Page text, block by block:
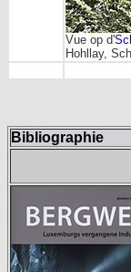
Vue op d'
Hohllay,
Bibliographie